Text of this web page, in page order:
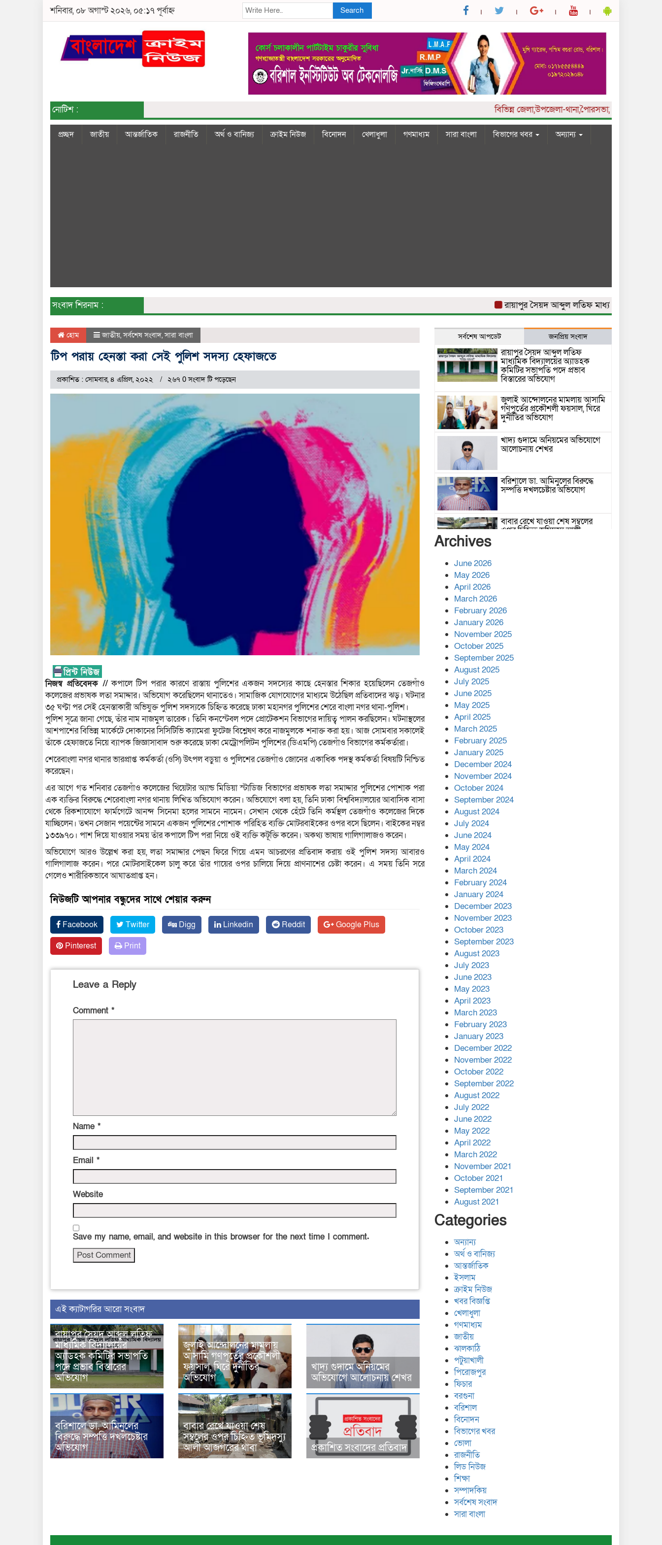
শনিবার, ০৮ অগাস্ট ২০২৬, ০৫:১৭ পূর্বাহ্ন Search
নোটিশ : বিভিন্নজেলা,উপজেলা-থানা,পৈারসভা,কলেজ ও ইউনিয়ন
প্রচ্ছদ জাতীয় আন্তর্জাতিক রাজনীতি অর্থ ও বানিজ্য ক্রাইম নিউজ বিনোদন খেলাধুলা গণমাধ্যম সারা বাংলা বিভাগের খবর অন্যান্য
সংবাদ শিরনাম : রায়াপুর সৈয়দ আব্দুল লতিফ মাধ্যমিক বিদ্যালয়ের
হোম জাতীয়,সর্বশেষ সংবাদ,সারা বাংলা
টিপ পরায় হেনস্তা করা সেই পুলিশ সদস্য হেফাজতে
প্রকাশিত : সোমবার, ৪ এপ্রিল, ২০২২ ২৬৭ 0 সংবাদ টি পড়েছেন
নিজস্ব প্রতিবেদক // কপালে টিপ পরার কারণে রাস্তায় পুলিশের একজন সদস্যের কাছে হেনস্তার শিকার হয়েছিলেন তেজগাঁও
কলেজের প্রভাষক লতা সমাদ্দার। অভিযোগ করেছিলেন থানাতেও। সামাজিক যোগযোগের মাধ্যমে উঠেছিল প্রতিবাদের ঝড়। ঘটনার
৩৫ ঘণ্টা পর সেই হেনস্তাকারী অভিযুক্ত পুলিশ সদস্যকে চিহ্নিত করেছে ঢাকা মহানগর পুলিশের শেরে বাংলা নগর থানা-পুলিশ।
পুলিশ সূত্রে জানা গেছে, তাঁর নাম নাজমুল তারেক। তিনি কনস্টেবল পদে প্রোটেকশন বিভাগের দায়িত্ব পালন করছিলেন। ঘটনাস্থলের
আশপাশের বিভিন্ন মার্কেটে দোকানের সিসিটিভি ক্যামেরা ফুটেজ বিশ্লেষণ করে নাজমুলকে শনাক্ত করা হয়। আজ সোমবার সকালেই
তাঁকে হেফাজতে নিয়ে ব্যাপক জিজ্ঞাসাবাদ শুরু করেছে ঢাকা মেট্রোপলিটন পুলিশের (ডিএমপি) তেজগাঁও বিভাগের কর্মকর্তারা।
শেরেবাংলা নগর থানার ভারপ্রাপ্ত কর্মকর্তা (ওসি) উৎপল বড়ুয়া ও পুলিশের তেজগাঁও জোনের একাধিক পদস্থ কর্মকর্তা বিষয়টি নিশ্চিত
করেছেন।
এর আগে গত শনিবার তেজগাঁও কলেজের থিয়েটার অ্যান্ড মিডিয়া স্টাডিজ বিভাগের প্রভাষক লতা সমাদ্দার পুলিশের পোশাক পরা
এক ব্যক্তির বিরুদ্ধে শেরেবাংলা নগর থানায় লিখিত অভিযোগ করেন। অভিযোগে বলা হয়, তিনি ঢাকা বিশ্ববিদ্যালয়ের আবাসিক বাসা
থেকে রিকশাযোগে ফার্মগেটে আনন্দ সিনেমা হলের সামনে নামেন। সেখান থেকে হেঁটে তিনি কর্মস্থল তেজগাঁও কলেজের দিকে
যাচ্ছিলেন। তখন সেজান পয়েন্টের সামনে একজন পুলিশের পোশাক পরিহিত ব্যক্তি মোটরবাইকের ওপর বসে ছিলেন। বাইকের নম্বর
১৩৩৯৭০। পাশ দিয়ে যাওয়ার সময় তাঁর কপালে টিপ পরা নিয়ে ওই ব্যক্তি কটূক্তি করেন। অকথ্য ভাষায় গালিগালাজও করেন।
অভিযোগে আরও উল্লেখ করা হয়, লতা সমাদ্দার পেছন ফিরে গিয়ে এমন আচরণের প্রতিবাদ করায় ওই পুলিশ সদস্য আবারও
গালিগালাজ করেন। পরে মোটরসাইকেল চালু করে তাঁর গায়ের ওপর চালিয়ে দিয়ে প্রাণনাশের চেষ্টা করেন। এ সময় তিনি সরে
গেলেও শারীরিকভাবে আঘাতপ্রাপ্ত হন।
নিউজটি আপনার বন্ধুদের সাথে শেয়ার করুন
Facebook Twitter Digg Linkedin Reddit
Google Plus
Pinterest
Print
Leave a Reply
Comment *
Name *
Email *
Website
Save my name, email, and website in this browser for the next time I comment.
‍এই ক্যাটাগরির ‍আরো সংবাদ
রায়াপুর সৈয়দ আব্দুল লতিফ
মাধ্যমিক বিদ্যালয়ের
অ্যাডহক কমিটির সভাপতি
পদে প্রভাব বিস্তারের
অভিযোগ
জুলাই আন্দোলনের মামলায়
আসামি গণপূর্তের প্রকৌশলী
ফয়সাল, ঘিরে দুর্নীতির
অভিযোগ
খাদ্য গুদামে অনিয়মের
অভিযোগে আলোচনায় শেখর
বরিশালে ডা. আমিনুলের
বিরুদ্ধে সম্পত্তি দখলচেষ্টার
অভিযোগ
বাবার রেখে যাওয়া শেষ
সম্বলের ওপর চিহ্নিত ভূমিদস্যু
আলী আজগরের থাবা
প্রকাশিত সংবাদের প্রতিবাদ
সর্বশেষ আপডেট জনপ্রিয় সংবাদ
রায়াপুর সৈয়দ আব্দুল লতিফ
মাধ্যমিক বিদ্যালয়ের অ্যাডহক
কমিটির সভাপতি পদে প্রভাব
বিস্তারের অভিযোগ
জুলাই আন্দোলনের মামলায় আসামি
গণপূর্তের প্রকৌশলী ফয়সাল, ঘিরে
দুর্নীতির অভিযোগ
খাদ্য গুদামে অনিয়মের অভিযোগে
আলোচনায় শেখর
বরিশালে ডা. আমিনুলের বিরুদ্ধে
সম্পত্তি দখলচেষ্টার অভিযোগ
বাবার রেখে যাওয়া শেষ সম্বলের
ওপর চিহ্নিত ভূমিদস্যু আলী
প্রকাশের অভিযোগ
শের-ই-বাংলা গোল্ডেন অ্যাওয়ার্ড
২০২৬-এ সম্মানিত পরিচালক ইমন
নিহত, আহত ৪০
Archives
June 2026
May 2026
April 2026
March 2026
February 2026
January 2026
November 2025
October 2025
September 2025
August 2025
July 2025
June 2025
May 2025
April 2025
March 2025
February 2025
January 2025
December 2024
November 2024
October 2024
September 2024
August 2024
July 2024
June 2024
May 2024
April 2024
March 2024
February 2024
January 2024
December 2023
November 2023
October 2023
September 2023
August 2023
July 2023
June 2023
May 2023
April 2023
March 2023
February 2023
January 2023
December 2022
November 2022
October 2022
September 2022
August 2022
July 2022
June 2022
May 2022
April 2022
March 2022
November 2021
October 2021
September 2021
August 2021
Categories
অন্যান্য
অর্থ ও বানিজ্য
আন্তর্জাতিক
ইসলাম
ক্রাইম নিউজ
খবর বিজ্ঞপ্তি
খেলাধুলা
গণমাধ্যম
জাতীয়
ঝালকাঠি
পটুয়াখালী
পিরোজপুর
ফিচার
বরগুনা
বরিশাল
বিনোদন
বিভাগের খবর
ভোলা
রাজনীতি
লিড নিউজ
শিক্ষা
সম্পাদকিয়
সর্বশেষ সংবাদ
সারা বাংলা